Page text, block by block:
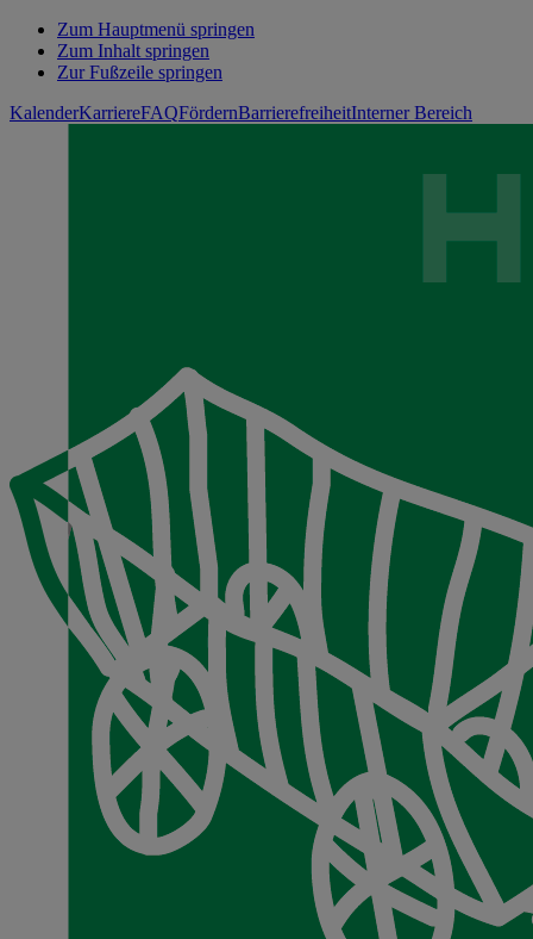
Zum Hauptmenü springen
Zum Inhalt springen
Zur Fußzeile springen
KalenderKarriereFAQFördernBarrierefreiheitInterner Bereich